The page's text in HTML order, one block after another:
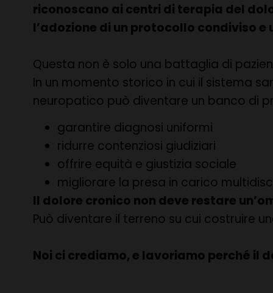
riconoscano ai centri di terapia del
l’adozione di un protocollo condiviso e
Questa non è solo una battaglia di
In un momento storico in cui il sistema
neuropatico può diventare un banco di
garantire diagnosi uniformi
ridurre contenziosi giudiziari
offrire equità e giustizia sociale
migliorare la presa in carico
Il dolore cronico non deve restare
Può diventare il terreno su cui costruire
Noi ci crediamo, e lavoriamo perché il